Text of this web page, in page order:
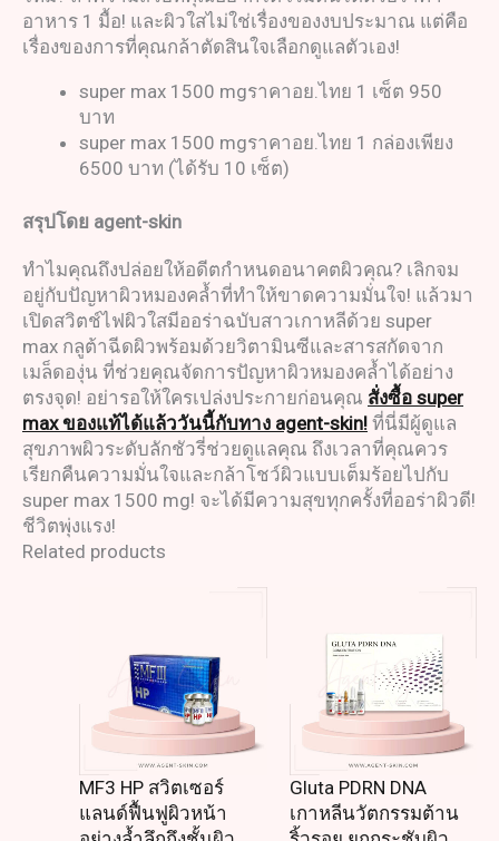
อาหาร 1 มื้อ! และผิวใสไม่ใช่เรื่องของงบประมาณ แต่คือ
เรื่องของการที่คุณกล้าตัดสินใจเลือกดูแลตัวเอง!
super max 1500 mgราคาอย.ไทย 1 เซ็ต 950
บาท
super max 1500 mgราคาอย.ไทย 1 กล่องเพียง
6500 บาท (ได้รับ 10 เซ็ต)
สรุปโดย agent-skin
ทำไมคุณถึงปล่อยให้อดีตกำหนดอนาคตผิวคุณ? เลิกจม
อยู่กับปัญหาผิวหมองคล้ำที่ทำให้ขาดความมั่นใจ! แล้วมา
เปิดสวิตช์ไฟผิวใสมีออร่าฉบับสาวเกาหลีด้วย super
max กลูต้าฉีดผิวพร้อมด้วยวิตามินซีและสารสกัดจาก
เมล็ดองุ่น ที่ช่วยคุณจัดการปัญหาผิวหมองคล้ำได้อย่าง
ตรงจุด! อย่ารอให้ใครเปล่งประกายก่อนคุณ สั่งซื้อ super
max ของแท้ได้แล้ววันนี้กับทาง agent-skin! ที่นี่มีผู้ดูแล
สุขภาพผิวระดับลักชัวรี่ช่วยดูแลคุณ ถึงเวลาที่คุณควร
เรียกคืนความมั่นใจและกล้าโชว์ผิวแบบเต็มร้อยไปกับ
super max 1500 mg! จะได้มีความสุขทุกครั้งที่ออร่าผิวดี!
ชีวิตพุ่งแรง!
Related products
MF3 HP สวิตเซอร์
แลนด์ฟื้นฟูผิวหน้า
Gluta PDRN DNA
เกาหลีนวัตกรรมต้าน